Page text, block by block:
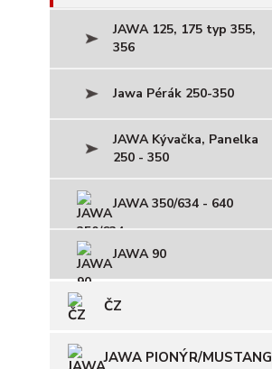
JAWA 125, 175 typ 355,
356
Jawa Pérák 250-350
JAWA Kývačka, Panelka
250 - 350
JAWA 350/634 - 640
JAWA 90
ČZ
JAWA PIONÝR/MUSTANG